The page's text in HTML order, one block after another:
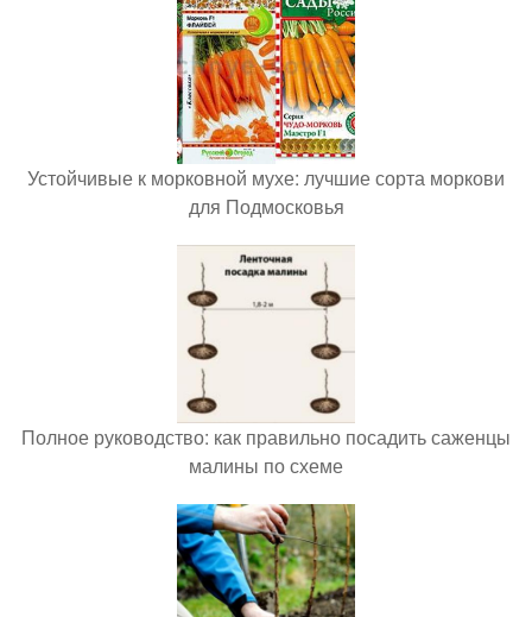
Устойчивые к морковной мухе: лучшие сорта моркови
для Подмосковья
Полное руководство: как правильно посадить саженцы
малины по схеме